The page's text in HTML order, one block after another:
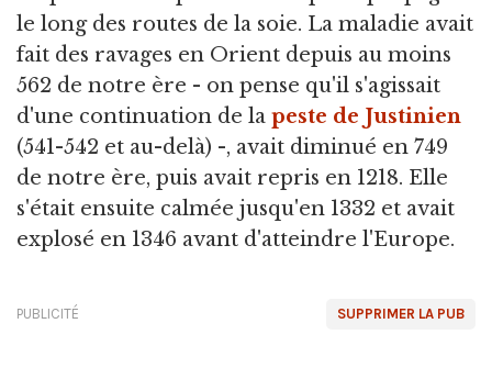
le long des routes de la soie. La maladie avait
fait des ravages en Orient depuis au moins
562 de notre ère - on pense qu'il s'agissait
d'une continuation de la peste de Justinien
(541-542 et au-delà) -, avait diminué en 749
de notre ère, puis avait repris en 1218. Elle
s'était ensuite calmée jusqu'en 1332 et avait
explosé en 1346 avant d'atteindre l'Europe.
SUPPRIMER LA PUB
PUBLICITÉ